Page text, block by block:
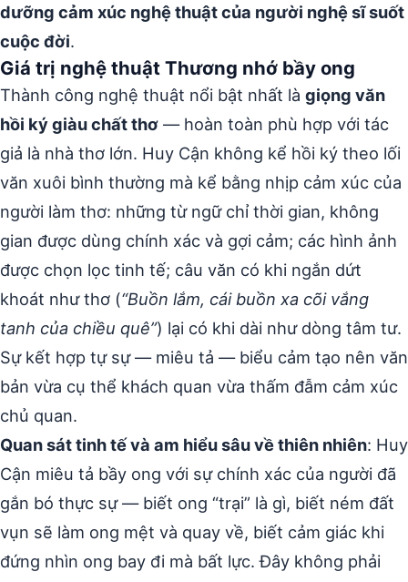
dưỡng cảm xúc nghệ thuật của người nghệ sĩ suốt
cuộc đời.
Giá trị nghệ thuật Thương nhớ bầy ong
Thành công nghệ thuật nổi bật nhất là giọng văn
hồi ký giàu chất thơ — hoàn toàn phù hợp với tác
giả là nhà thơ lớn. Huy Cận không kể hồi ký theo lối
văn xuôi bình thường mà kể bằng nhịp cảm xúc của
người làm thơ: những từ ngữ chỉ thời gian, không
gian được dùng chính xác và gợi cảm; các hình ảnh
được chọn lọc tinh tế; câu văn có khi ngắn dứt
khoát như thơ (“Buồn lắm, cái buồn xa cõi vắng
tanh của chiều quê”) lại có khi dài như dòng tâm tư.
Sự kết hợp tự sự — miêu tả — biểu cảm tạo nên văn
bản vừa cụ thể khách quan vừa thấm đẫm cảm xúc
chủ quan.
Quan sát tinh tế và am hiểu sâu về thiên nhiên: Huy
Cận miêu tả bầy ong với sự chính xác của người đã
gắn bó thực sự — biết ong “trại” là gì, biết ném đất
vụn sẽ làm ong mệt và quay về, biết cảm giác khi
đứng nhìn ong bay đi mà bất lực. Đây không phải